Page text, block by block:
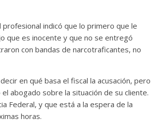
indicó que lo primero que le
que es inocente y que no se entregó
con bandas de narcotraficantes, no
en qué basa el fiscal la acusación, pero
abogado sobre la situación de su cliente.
Federal, y que está a la espera de la
horas.